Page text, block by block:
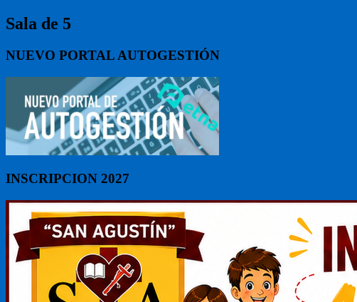
Sala de 5
NUEVO PORTAL AUTOGESTIÓN
INSCRIPCION 2027